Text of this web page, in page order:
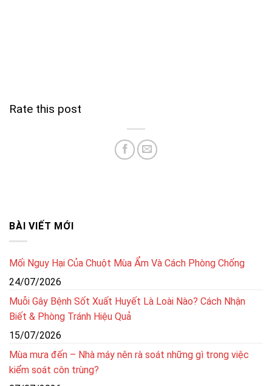
Rate this post
BÀI VIẾT MỚI
Mối Nguy Hại Của Chuột Mùa Ẩm Và Cách Phòng Chống
24/07/2026
Muỗi Gây Bệnh Sốt Xuất Huyết Là Loài Nào? Cách Nhận
Biết & Phòng Tránh Hiệu Quả
15/07/2026
Mùa mưa đến – Nhà máy nên rà soát những gì trong việc
kiểm soát côn trùng?